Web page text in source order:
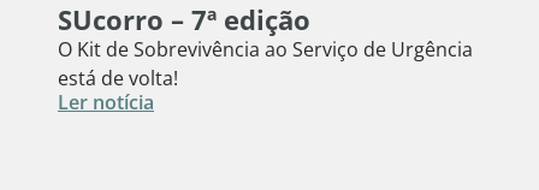
SUcorro – 7ª edição
O Kit de Sobrevivência ao Serviço de Urgência
está de volta!
Ler notícia